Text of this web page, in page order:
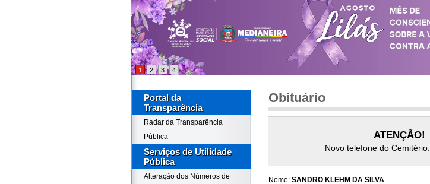
1 2 3 4
Portal da
Transparência
Radar da Transparência
Pública
Serviços de Utilidade
Pública
Alteração dos Números de
Obituário
ATENÇÃO!
Novo telefone do Cemitério:
Nome: SANDRO KLEHM DA SILVA